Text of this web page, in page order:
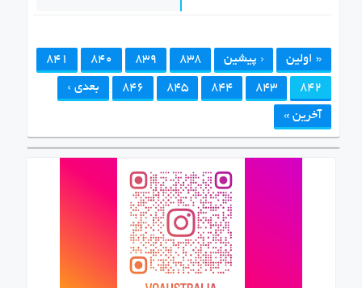
« اولین ‹ پیشین 838
839
840
841
842
843
844
845
846 بعدی ›
آخرین »